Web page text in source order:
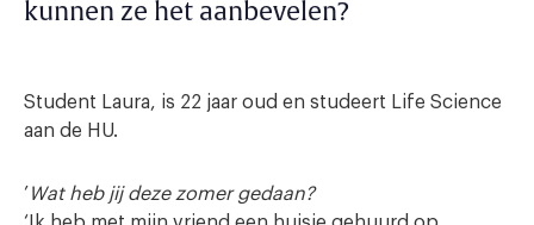
kunnen ze het aanbevelen?
Student Laura, is 22 jaar oud en studeert Life Science
aan de HU.
’ Wat heb jij deze zomer gedaan?